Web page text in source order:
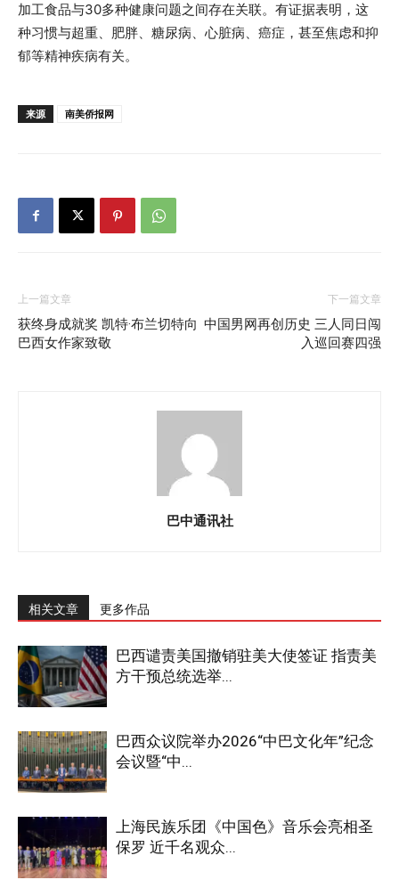
加工食品与30多种健康问题之间存在关联。有证据表明，这
种习惯与超重、肥胖、糖尿病、心脏病、癌症，甚至焦虑和抑
郁等精神疾病有关。
来源 南美侨报网
上一篇文章
获终身成就奖 凯特·布兰切特向
巴西女作家致敬
下一篇文章
中国男网再创历史 三人同日闯
入巡回赛四强
巴中通讯社
相关文章 更多作品
巴西谴责美国撤销驻美大使签证 指责美
方干预总统选举...
巴西众议院举办2026“中巴文化年”纪念
会议暨“中...
上海民族乐团《中国色》音乐会亮相圣
保罗 近千名观众...